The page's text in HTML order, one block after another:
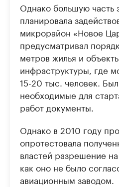
Однако большую часть
планировала
микрорайон «Новое
предусматривал
метров жилья и
инфраструктуры, где
15-20 тыс. человек.
необходимые для
работ документы.
Однако в 2010 году
опротестовала
властей разрешение
как оно не было
авиационным заводом.